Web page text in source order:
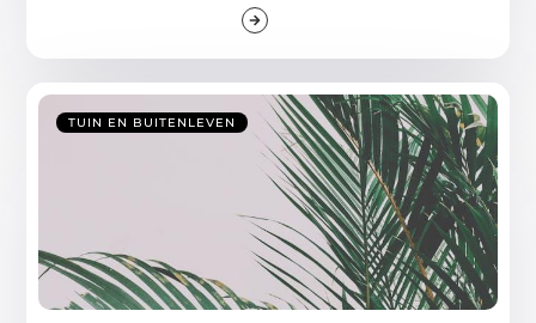
TUIN EN BUITENLEVEN